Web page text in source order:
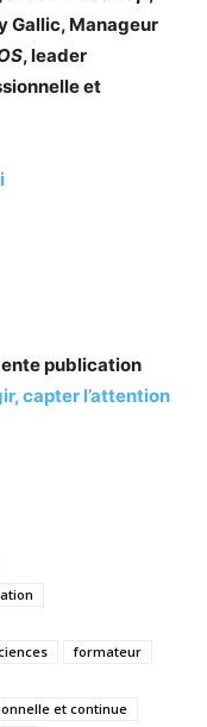
Gallic, Manageur
, leader
et
publication
capter l’attention
formateur
et continue